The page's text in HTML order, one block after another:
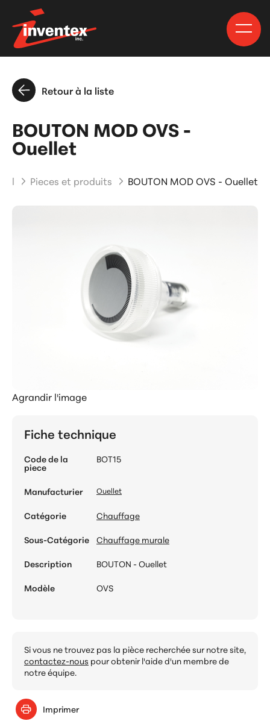
Retour à la liste
BOUTON MOD OVS -
Ouellet
Pieces et produits BOUTON MOD OVS - Ouellet
Agrandir l'image
Fiche technique
Code de la
piece
BOT15
Manufacturier Ouellet
Catégorie
Chauffage
Sous-Catégorie Chauffage murale
Description
BOUTON - Ouellet
Modèle
OVS
Si vous ne trouvez pas la pièce recherchée sur notre site,
contactez-nous pour obtenir l'aide d'un membre de
notre équipe.
Imprimer